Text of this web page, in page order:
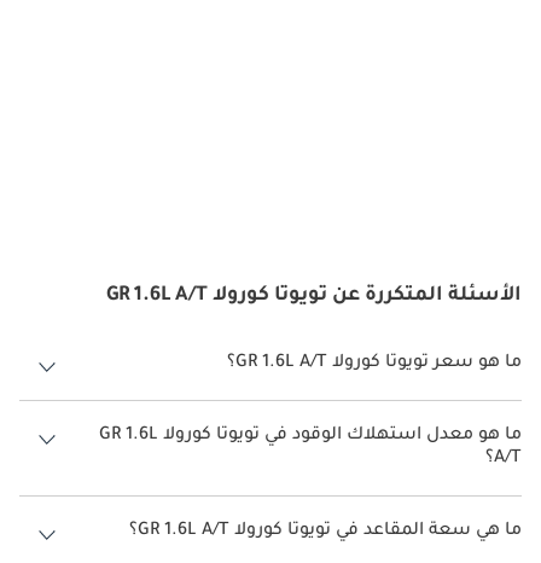
الأسئلة المتكررة عن تويوتا كورولا GR 1.6L A/T
ما هو سعر تويوتا كورولا GR 1.6L A/T؟
سعر تويوتا كورولا GR 1.6L A/T هو درهم 184,900.
ما هو معدل استهلاك الوقود في تويوتا كورولا GR 1.6L
A/T؟
يبلغ معدل استهلاك الوقود المقترح من الشركة المصنعة لسيارة تويوتا
كورولا 2026 من 10 كم/ليتر - 25 كم/ليتر.
ما هي سعة المقاعد في تويوتا كورولا GR 1.6L A/T؟